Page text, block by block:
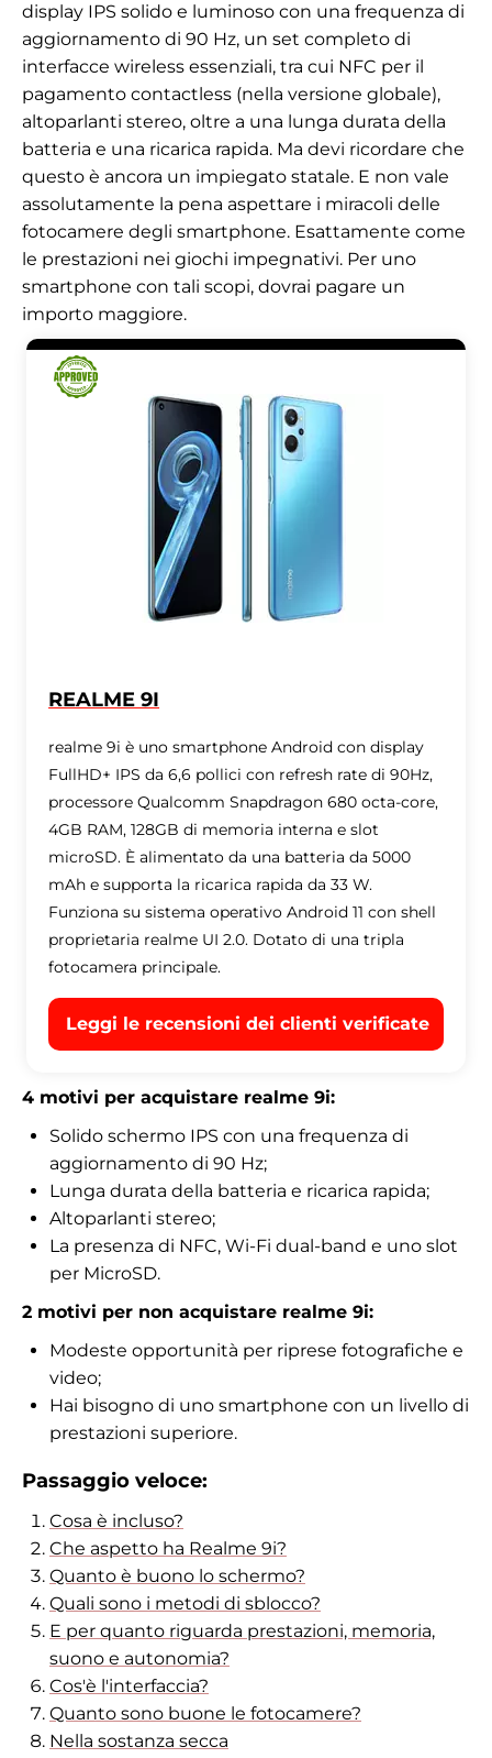
display IPS solido e luminoso con una frequenza di
aggiornamento di 90 Hz, un set completo di
interfacce wireless essenziali, tra cui NFC per il
pagamento contactless (nella versione globale),
altoparlanti stereo, oltre a una lunga durata della
batteria e una ricarica rapida. Ma devi ricordare che
questo è ancora un impiegato statale. E non vale
assolutamente la pena aspettare i miracoli delle
fotocamere degli smartphone. Esattamente come
le prestazioni nei giochi impegnativi. Per uno
smartphone con tali scopi, dovrai pagare un
importo maggiore.
REALME 9I
realme 9i è uno smartphone Android con display
FullHD+ IPS da 6,6 pollici con refresh rate di 90Hz,
processore Qualcomm Snapdragon 680 octa-core,
4GB RAM, 128GB di memoria interna e slot
microSD. È alimentato da una batteria da 5000
mAh e supporta la ricarica rapida da 33 W.
Funziona su sistema operativo Android 11 con shell
proprietaria realme UI 2.0. Dotato di una tripla
fotocamera principale.
Leggi le recensioni dei clienti verificate
4 motivi per acquistare realme 9i:
Solido schermo IPS con una frequenza di
aggiornamento di 90 Hz;
Lunga durata della batteria e ricarica rapida;
Altoparlanti stereo;
La presenza di NFC, Wi-Fi dual-band e uno slot
per MicroSD.
2 motivi per non acquistare realme 9i:
Modeste opportunità per riprese fotografiche e
video;
Hai bisogno di uno smartphone con un livello di
prestazioni superiore.
Passaggio veloce:
Cosa è incluso?
Che aspetto ha Realme 9i?
Quanto è buono lo schermo?
Quali sono i metodi di sblocco?
E per quanto riguarda prestazioni, memoria,
suono e autonomia?
Cos'è l'interfaccia?
Quanto sono buone le fotocamere?
Nella sostanza secca